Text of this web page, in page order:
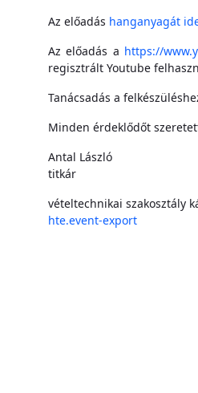
Az előadás hanganyagát
Az előadás a https://
regisztrált Youtube
Tanácsadás a
Minden érdeklődőt
Antal László
titkár
vételtechnikai szakosztály
hte.event-export